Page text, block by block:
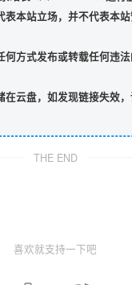
表本站立场，并不代表本
何方式发布或转载任何违
在云盘，如发现链接失效
THE END
喜欢就支持一下吧